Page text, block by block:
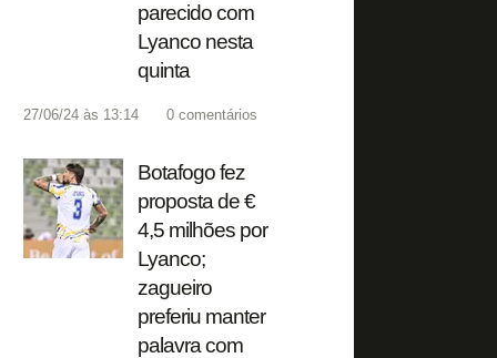
parecido com
Lyanco nesta
quinta
27/06/24 às 13:14 0 comentários
Botafogo fez
proposta de €
4,5 milhões por
Lyanco;
zagueiro
preferiu manter
palavra com